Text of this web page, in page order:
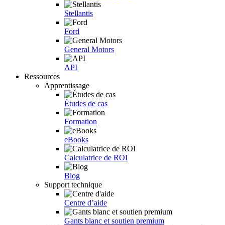
Stellantis
Ford
General Motors
API
Ressources
Apprentissage
Études de cas
Formation
eBooks
Calculatrice de ROI
Blog
Support technique
Centre d’aide
Gants blanc et soutien premium